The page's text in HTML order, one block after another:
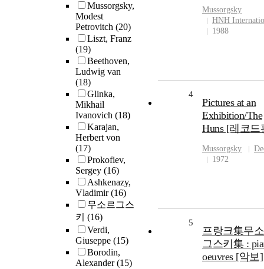
Mussorgsky,
Modest
Petrovitch (20)
Liszt, Franz
(19)
Beethoven,
Ludwig van
(18)
Glinka,
Mikhail
Ivanovich (18)
Karajan,
Herbert von
(17)
Prokofiev,
Sergey (16)
Ashkenazy,
Vladimir(16)
무소르그스
키 (16)
Verdi,
Giuseppe (15)
Borodin,
Alexander(15)
Mussorgsky
HNH
1988
4
Pictures at an
Exhibition/The
Huns [레코드
Mussorgsky
1972
5
프랑크集무
그스키集 :
oeuvres [악보]